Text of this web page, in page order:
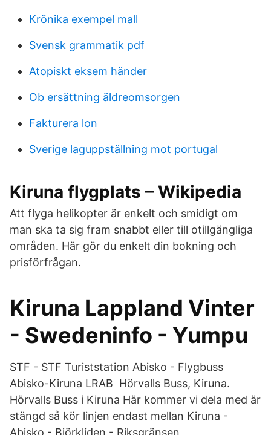
Krönika exempel mall
Svensk grammatik pdf
Atopiskt eksem händer
Ob ersättning äldreomsorgen
Fakturera lon
Sverige laguppställning mot portugal
Kiruna flygplats – Wikipedia
Att flyga helikopter är enkelt och smidigt om
man ska ta sig fram snabbt eller till otillgängliga
områden. Här gör du enkelt din bokning och
prisförfrågan.
Kiruna Lappland Vinter
- Swedeninfo - Yumpu
STF - STF Turiststation Abisko - Flygbuss
Abisko-Kiruna LRAB Hörvalls Buss, Kiruna.
Hörvalls Buss i Kiruna Här kommer vi dela med är
stängd så kör linjen endast mellan Kiruna -
Abisko - Björkliden - Riksgränsen.